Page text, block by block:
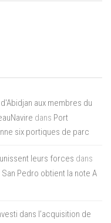
aux membres du
dans Port
six portiques de parc
leurs forces dans
Pedro obtient la note A
dans l’acquisition de